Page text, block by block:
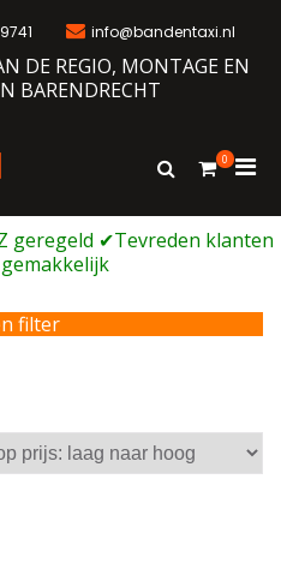
info@bandentaxi.nl
DE REGIO, MONTAGE EN
BARENDRECHT
Bandengarage met eigen webshop
Toon
0
voor
filter